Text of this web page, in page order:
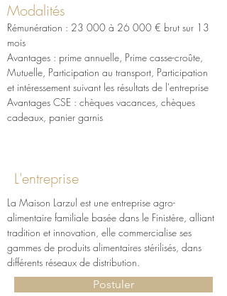
Modalités
Rémunération : 23 000 à 26 000 € brut sur 13
mois
Avantages : prime annuelle, Prime casse-croûte,
Mutuelle, Participation au transport, Participation
et intéressement suivant les résultats de l'entreprise
Avantages CSE : chèques vacances, chèques
cadeaux, panier garnis
L'entreprise
La Maison Larzul est une entreprise agro-
alimentaire familiale basée dans le Finistère, alliant
tradition et innovation, elle commercialise ses
gammes de produits alimentaires stérilisés, dans
différents réseaux de distribution.
Postuler